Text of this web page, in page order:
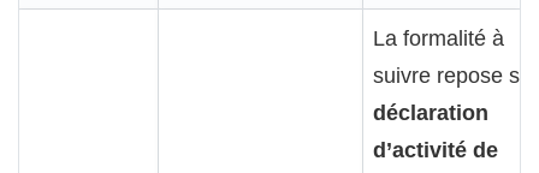
La formalité à
suivre repose
déclaration
d’activité de